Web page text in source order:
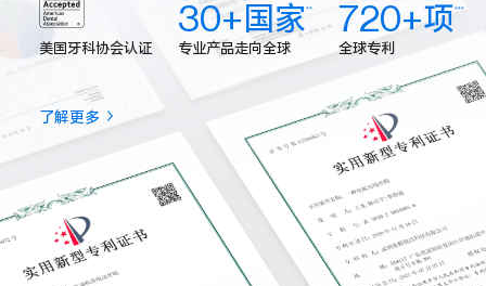
美国牙科协会认证
30+国家 **
专业产品走向全球
720+项***
全球专利
了解更多